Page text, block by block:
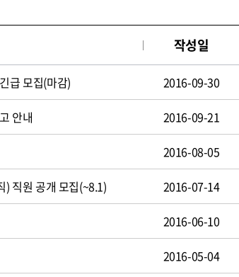
작성일
급 모집(마감) 2016-09-30
안내 2016-09-21
2016-08-05
) 직원 공개 모집(~8.1) 2016-07-14
2016-06-10
2016-05-04